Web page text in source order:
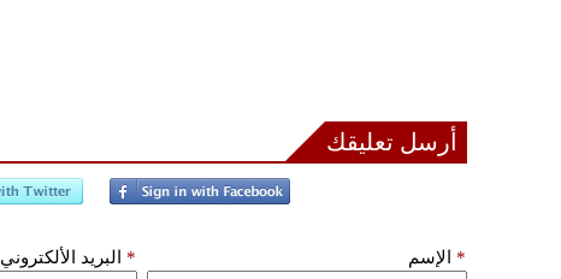
أرسل تعليقك
الإسم * البريد الألكتروني *